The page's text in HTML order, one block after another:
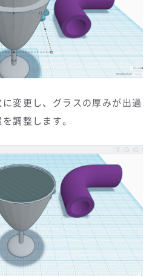
変更し、グラスの厚みが出過
調整します。